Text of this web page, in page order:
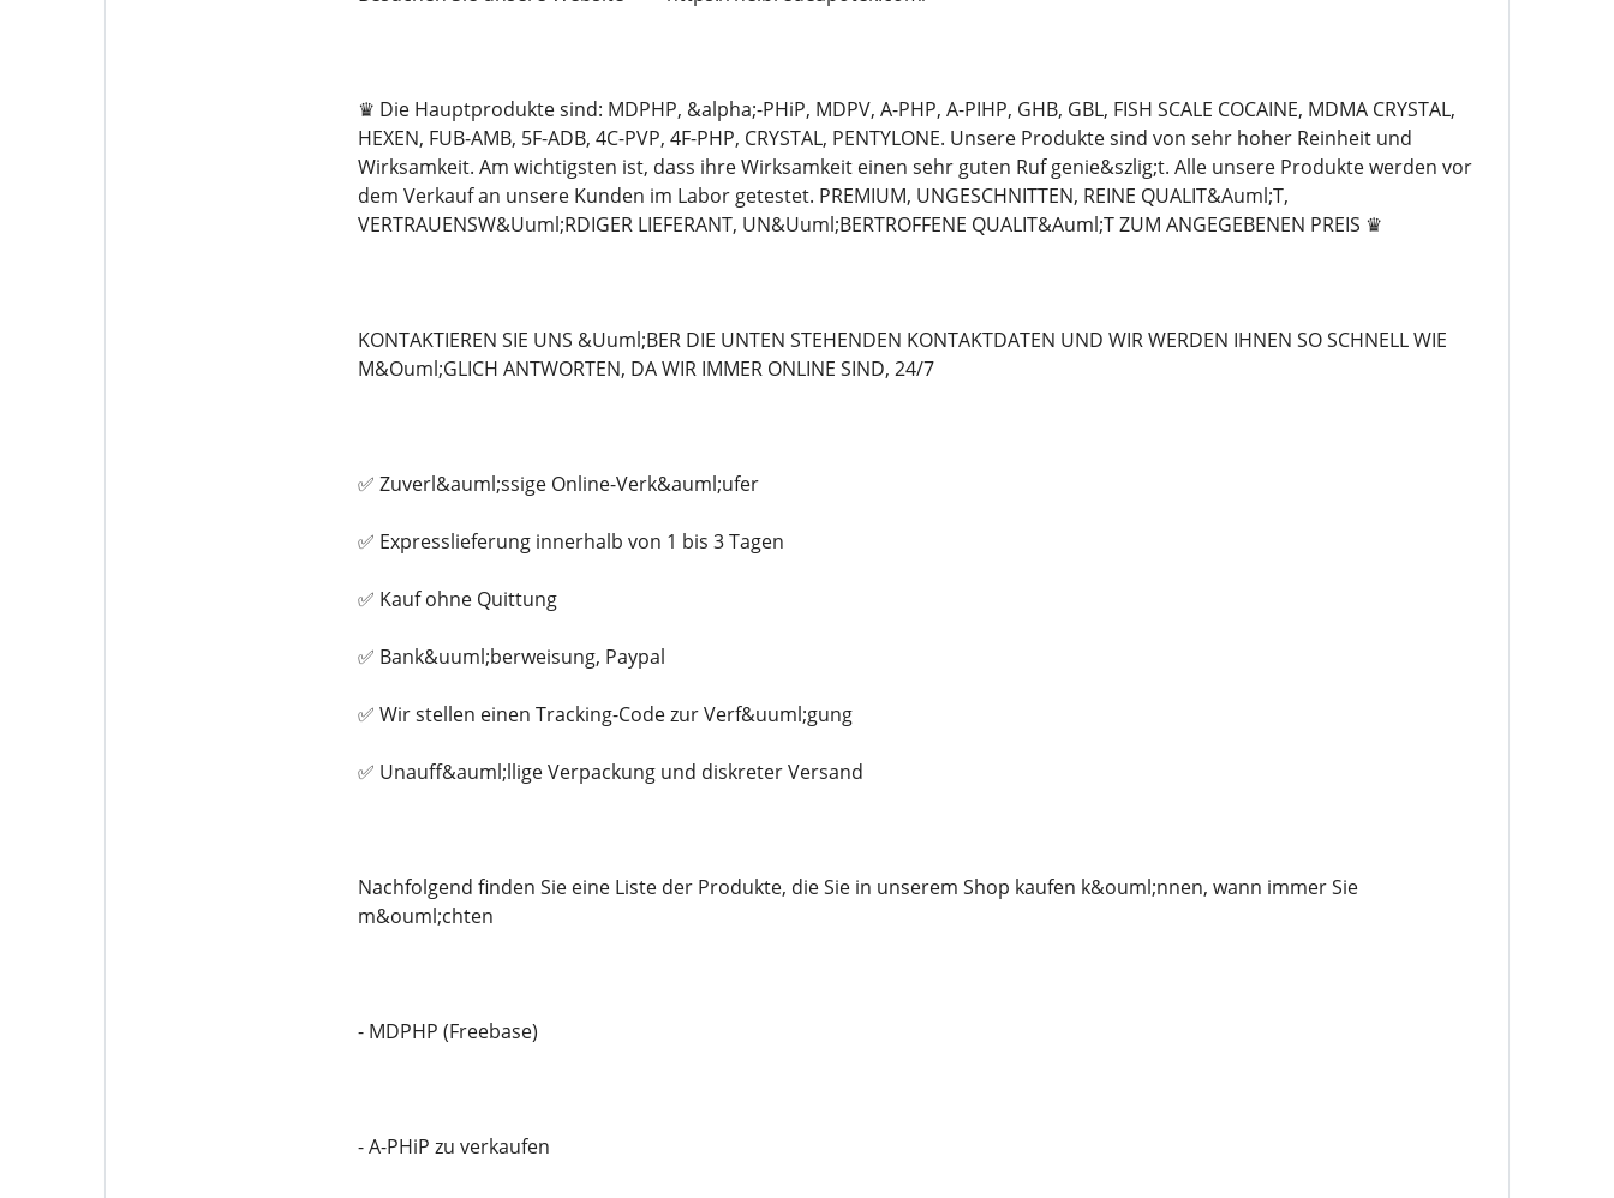
♛ Die Hauptprodukte sind: MDPHP, &alpha;-PHiP, MDPV, A-PHP, A-PIHP, GHB, GBL, FISH SCALE COCAINE, MDMA CRYSTAL,
HEXEN, FUB-AMB, 5F-ADB, 4C-PVP, 4F-PHP, CRYSTAL, PENTYLONE. Unsere Produkte sind von sehr hoher Reinheit und
Wirksamkeit. Am wichtigsten ist, dass ihre Wirksamkeit einen sehr guten Ruf genie&szlig;t. Alle unsere Produkte werden vor
dem Verkauf an unsere Kunden im Labor getestet. PREMIUM, UNGESCHNITTEN, REINE QUALIT&Auml;T,
VERTRAUENSW&Uuml;RDIGER LIEFERANT, UN&Uuml;BERTROFFENE QUALIT&Auml;T ZUM ANGEGEBENEN PREIS ♛
KONTAKTIEREN SIE UNS &Uuml;BER DIE UNTEN STEHENDEN KONTAKTDATEN UND WIR WERDEN IHNEN SO SCHNELL WIE
M&Ouml;GLICH ANTWORTEN, DA WIR IMMER ONLINE SIND, 24/7
✅ Zuverl&auml;ssige Online-Verk&auml;ufer
✅ Expresslieferung innerhalb von 1 bis 3 Tagen
✅ Kauf ohne Quittung
✅ Bank&uuml;berweisung, Paypal
✅ Wir stellen einen Tracking-Code zur Verf&uuml;gung
✅ Unauff&auml;llige Verpackung und diskreter Versand
Nachfolgend finden Sie eine Liste der Produkte, die Sie in unserem Shop kaufen k&ouml;nnen, wann immer Sie
m&ouml;chten
- MDPHP (Freebase)
- A-PHiP zu verkaufen